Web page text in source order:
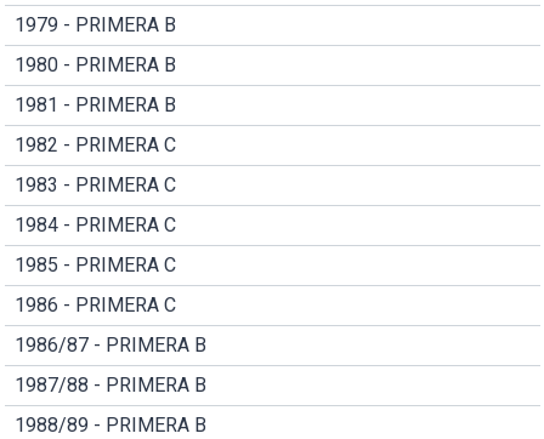
1979 - PRIMERA B
1980 - PRIMERA B
1981 - PRIMERA B
1982 - PRIMERA C
1983 - PRIMERA C
1984 - PRIMERA C
1985 - PRIMERA C
1986 - PRIMERA C
1986/87 - PRIMERA B
1987/88 - PRIMERA B
1988/89 - PRIMERA B